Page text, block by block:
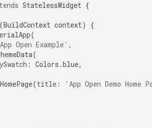
StatelessWidget {
(BuildContext context)
{
(
Open Example' ,
(
Colors .blue,
(title:
'App Open Demo Home